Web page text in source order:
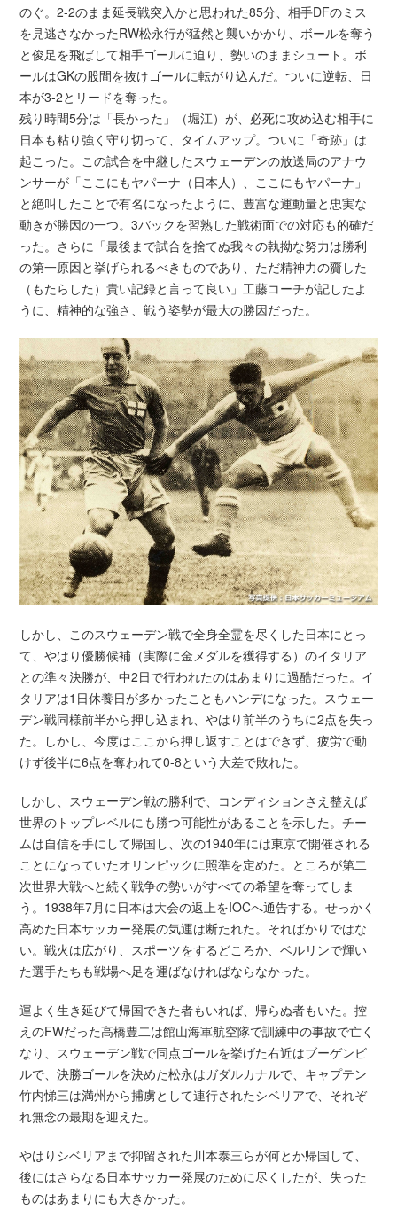
のぐ。2-2のまま延長戦突入かと思われた85分、相手DFのミス
を見逃さなかったRW松永行が猛然と襲いかかり、ボールを奪う
と俊足を飛ばして相手ゴールに迫り、勢いのままシュート。ボ
ールはGKの股間を抜けゴールに転がり込んだ。ついに逆転、日
本が3-2とリードを奪った。
残り時間5分は「長かった」（堀江）が、必死に攻め込む相手に
日本も粘り強く守り切って、タイムアップ。ついに「奇跡」は
起こった。この試合を中継したスウェーデンの放送局のアナウ
ンサーが「ここにもヤパーナ（日本人）、ここにもヤパーナ」
と絶叫したことで有名になったように、豊富な運動量と忠実な
動きが勝因の一つ。3バックを習熟した戦術面での対応も的確だ
った。さらに「最後まで試合を捨てぬ我々の執拗な努力は勝利
の第一原因と挙げられるべきものであり、ただ精神力の齎した
（もたらした）貴い記録と言って良い」工藤コーチが記したよ
うに、精神的な強さ、戦う姿勢が最大の勝因だった。
しかし、このスウェーデン戦で全身全霊を尽くした日本にとっ
て、やはり優勝候補（実際に金メダルを獲得する）のイタリア
との準々決勝が、中2日で行われたのはあまりに過酷だった。イ
タリアは1日休養日が多かったこともハンデになった。スウェー
デン戦同様前半から押し込まれ、やはり前半のうちに2点を失っ
た。しかし、今度はここから押し返すことはできず、疲労で動
けず後半に6点を奪われて0-8という大差で敗れた。
しかし、スウェーデン戦の勝利で、コンディションさえ整えば
世界のトップレベルにも勝つ可能性があることを示した。チー
ムは自信を手にして帰国し、次の1940年には東京で開催される
ことになっていたオリンピックに照準を定めた。ところが第二
次世界大戦へと続く戦争の勢いがすべての希望を奪ってしま
う。1938年7月に日本は大会の返上をIOCへ通告する。せっかく
高めた日本サッカー発展の気運は断たれた。そればかりではな
い。戦火は広がり、スポーツをするどころか、ベルリンで輝い
た選手たちも戦場へ足を運ばなければならなかった。
運よく生き延びて帰国できた者もいれば、帰らぬ者もいた。控
えのFWだった高橋豊二は館山海軍航空隊で訓練中の事故で亡く
なり、スウェーデン戦で同点ゴールを挙げた右近はブーゲンビ
ルで、決勝ゴールを決めた松永はガダルカナルで、キャプテン
竹内悌三は満州から捕虜として連行されたシベリアで、それぞ
れ無念の最期を迎えた。
やはりシベリアまで抑留された川本泰三らが何とか帰国して、
後にはさらなる日本サッカー発展のために尽くしたが、失った
ものはあまりにも大きかった。